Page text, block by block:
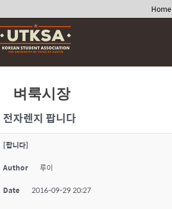
Home
Skip
to
content
벼룩시장
전자렌지 팝니다
[팝니다]
Author 루이
Date 2016-09-29 20:27